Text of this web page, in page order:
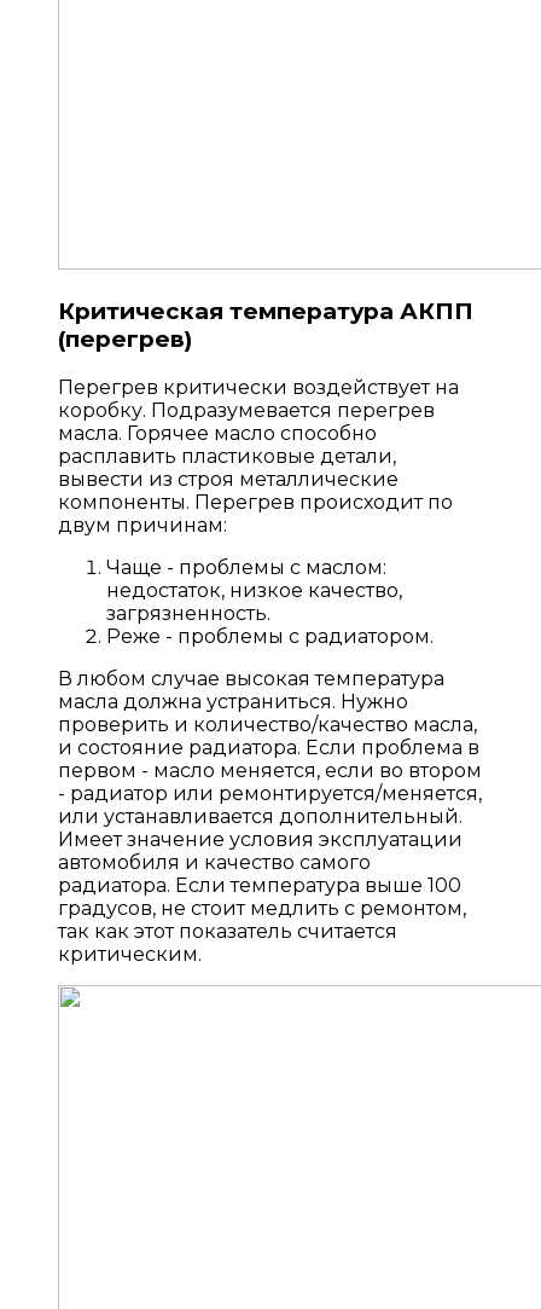
Критическая температура АКПП
(перегрев)
Перегрев критически воздействует на
коробку. Подразумевается перегрев
масла. Горячее масло способно
расплавить пластиковые детали,
вывести из строя металлические
компоненты. Перегрев происходит по
двум причинам:
Чаще - проблемы с маслом:
недостаток, низкое качество,
загрязненность.
Реже - проблемы с радиатором.
В любом случае высокая температура
масла должна устраниться. Нужно
проверить и количество/качество масла,
и состояние радиатора. Если проблема в
первом - масло меняется, если во втором
- радиатор или ремонтируется/меняется,
или устанавливается дополнительный.
Имеет значение условия эксплуатации
автомобиля и качество самого
радиатора. Если температура выше 100
градусов, не стоит медлить с ремонтом,
так как этот показатель считается
критическим.